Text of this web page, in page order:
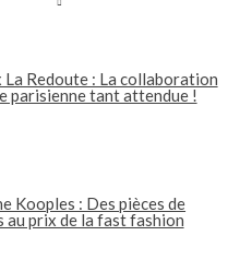
La Redoute : La collaboration
parisienne tant attendue !
Kooples : Des pièces de
au prix de la fast fashion